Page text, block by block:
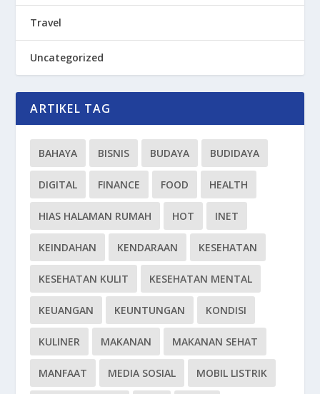
Travel
Uncategorized
ARTIKEL TAG
BAHAYA BISNIS BUDAYA BUDIDAYA
DIGITAL FINANCE FOOD HEALTH
HIAS HALAMAN RUMAH HOT INET
KEINDAHAN KENDARAAN KESEHATAN
KESEHATAN KULIT KESEHATAN MENTAL
KEUANGAN KEUNTUNGAN KONDISI
KULINER MAKANAN MAKANAN SEHAT
MANFAAT MEDIA SOSIAL MOBIL LISTRIK